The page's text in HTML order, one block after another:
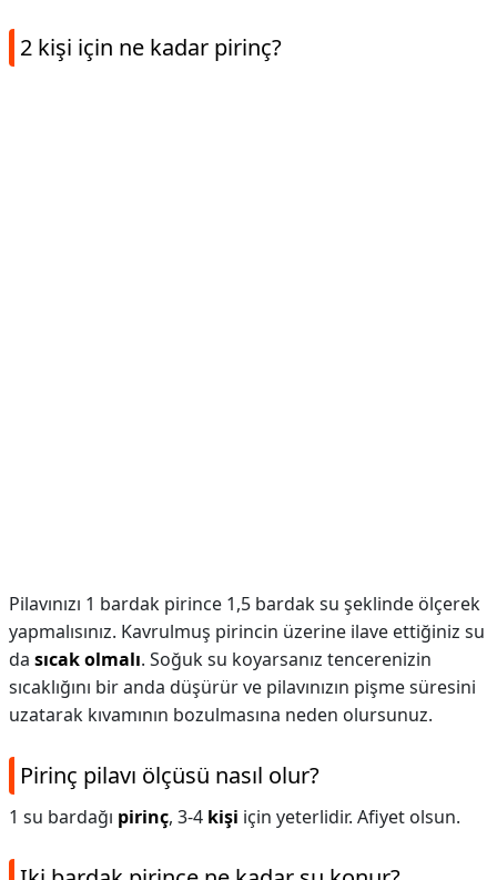
2 kişi için ne kadar pirinç?
Pilavınızı 1 bardak pirince 1,5 bardak su şeklinde ölçerek
yapmalısınız. Kavrulmuş pirincin üzerine ilave ettiğiniz su
da sıcak olmalı. Soğuk su koyarsanız tencerenizin
sıcaklığını bir anda düşürür ve pilavınızın pişme süresini
uzatarak kıvamının bozulmasına neden olursunuz.
Pirinç pilavı ölçüsü nasıl olur?
1 su bardağı pirinç, 3-4 kişi için yeterlidir. Afiyet olsun.